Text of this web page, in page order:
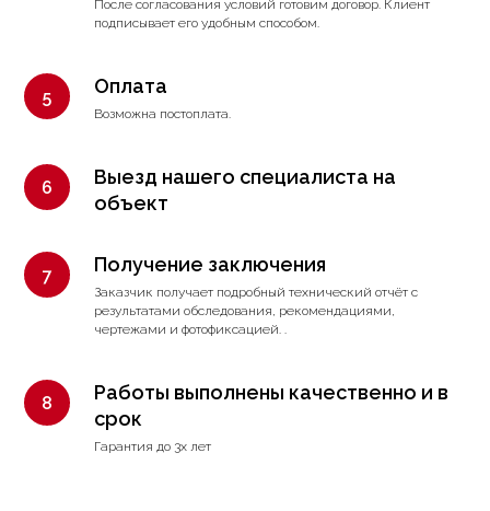
После согласования условий готовим договор. Клиент
подписывает его удобным способом.
Оплата
Возможна постоплата.
Выезд нашего специалиста на
объект
Получение заключения
Заказчик получает подробный технический отчёт с
результатами обследования, рекомендациями,
чертежами и фотофиксацией. .
Работы выполнены качественно и в
срок
Гарантия до 3х лет